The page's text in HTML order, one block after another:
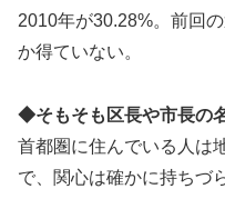
2010年が30.28%。前回
か得ていない。
◆そもそも区長や市長の
首都圏に住んでいる人は
で、関心は確かに持ちづ